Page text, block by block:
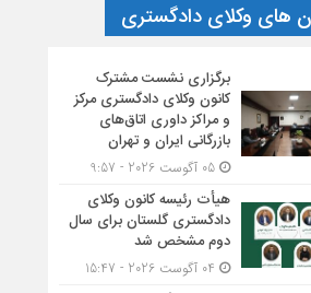
های وکلای دادگستری
برگزاری نشست مشترک
کانون وکلای دادگستری مرکز
و مراکز داوری اتاق‌های
بازرگانی ایران و تهران
هیأت ‌رئیسه کانون وکلای
دادگستری گلستان برای سال
دوم مشخص شد